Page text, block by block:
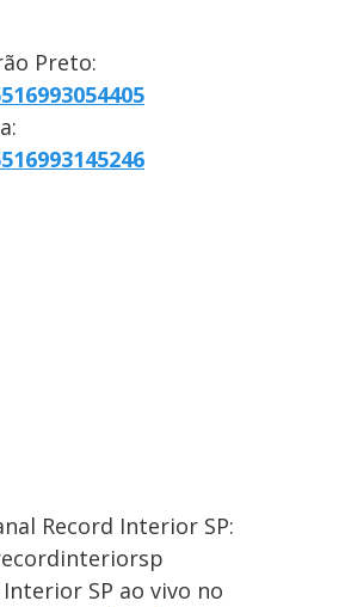
Preto:
Record Interior SP:
SP ao vivo no